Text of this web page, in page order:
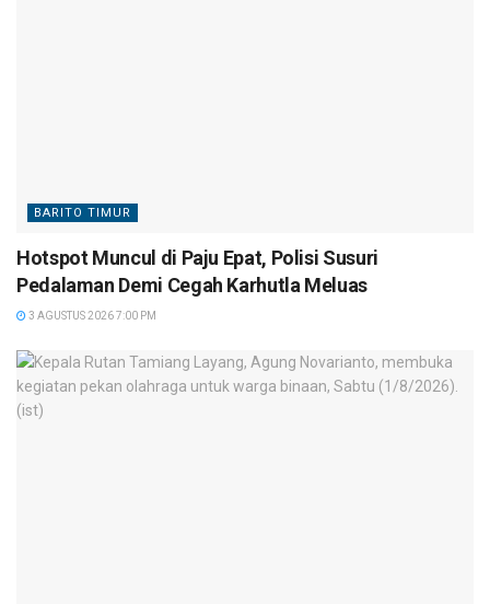
BARITO TIMUR
Hotspot Muncul di Paju Epat, Polisi Susuri
Pedalaman Demi Cegah Karhutla Meluas
3 AGUSTUS 2026 7:00 PM